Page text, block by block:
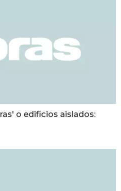
o edificios aislados: